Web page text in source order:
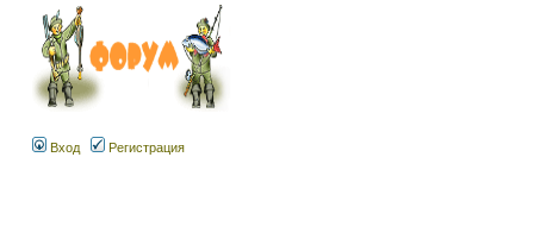
Вход Регистрация